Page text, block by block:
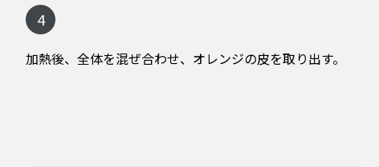
4
加熱後、全体を混ぜ合わせ、オレンジの皮を取り出す。